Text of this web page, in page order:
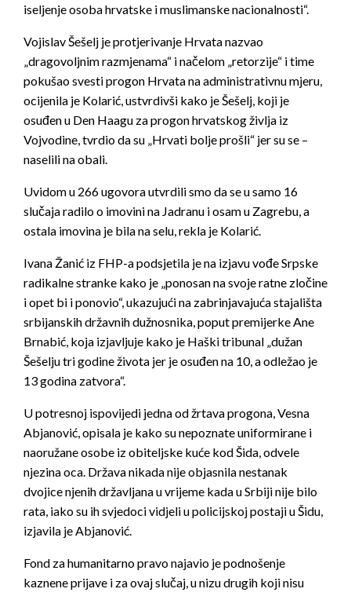
iseljenje osoba hrvatske i muslimanske nacionalnosti“.
Vojislav Šešelj je protjerivanje Hrvata nazvao
„dragovoljnim razmjenama“ i načelom „retorzije“ i time
pokušao svesti progon Hrvata na administrativnu mjeru,
ocijenila je Kolarić, ustvrdivši kako je Šešelj, koji je
osuđen u Den Haagu za progon hrvatskog življa iz
Vojvodine, tvrdio da su „Hrvati bolje prošli“ jer su se –
naselili na obali.
Uvidom u 266 ugovora utvrdili smo da se u samo 16
slučaja radilo o imovini na Jadranu i osam u Zagrebu, a
ostala imovina je bila na selu, rekla je Kolarić.
Ivana Žanić iz FHP-a podsjetila je na izjavu vođe Srpske
radikalne stranke kako je „ponosan na svoje ratne zločine
i opet bi i ponovio“, ukazujući na zabrinjavajuća stajališta
srbijanskih državnih dužnosnika, poput premijerke Ane
Brnabić, koja izjavljuje kako je Haški tribunal „dužan
Šešelju tri godine života jer je osuđen na 10, a odležao je
13 godina zatvora“.
U potresnoj ispovijedi jedna od žrtava progona, Vesna
Abjanović, opisala je kako su nepoznate uniformirane i
naoružane osobe iz obiteljske kuće kod Šida, odvele
njezina oca. Država nikada nije objasnila nestanak
dvojice njenih državljana u vrijeme kada u Srbiji nije bilo
rata, iako su ih svjedoci vidjeli u policijskoj postaji u Šidu,
izjavila je Abjanović.
Fond za humanitarno pravo najavio je podnošenje
kaznene prijave i za ovaj slučaj, u nizu drugih koji nisu